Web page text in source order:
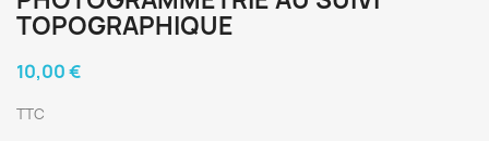
TOPOGRAPHIQUE
10,00 €
TTC